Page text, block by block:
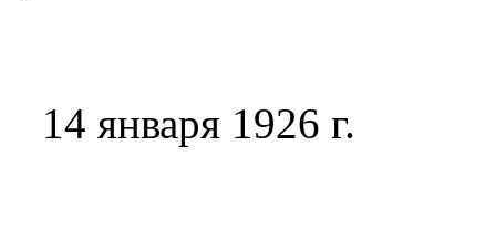
14 января 1926 г.